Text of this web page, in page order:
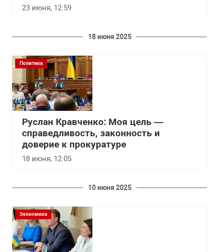
23 июня, 12:59
18 июня 2025
Политика
Руслан Кравченко: Моя цель —
справедливость, законность и
доверие к прокуратуре
18 июня, 12:05
10 июня 2025
Экономика